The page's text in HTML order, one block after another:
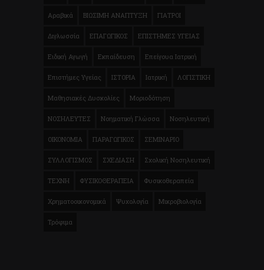
Αραβικά ΒΙΩΣΙΜΗ ΑΝΑΠΤΥΞΗ ΓΙΑΤΡΟΙ
Διγλωσσία ΕΠΑΓΩΓΙΚΟΣ ΕΠΙΣΤΗΜΕΣ ΥΓΕΙΑΣ
Ειδική Αγωγή Εκπαίδευση Επείγουα Ιατρική
Επιστήμες Υγείας ΙΣΤΟΡΙΑ Ιατρική ΛΟΓΙΣΤΙΚΗ
Μαθησιακές Δυσκολίες Μοριοδότηση
ΝΟΣΗΛΕΥΤΕΣ Νοηματική Γλώσσα Νοσηλευτική
ΟΙΚΟΝΟΜΙΑ ΠΑΡΑΓΩΓΙΚΟΣ ΣΕΜΙΝΑΡΙΟ
ΣΥΛΛΟΓΙΣΜΟΣ ΣΧΕΔΙΑΣΗ Σχολική Νοσηλευτική
ΤΕΧΝΗ ΦΥΣΙΚΟΘΕΡΑΠΕΙΑ Φυσικοθεραπεία
Χρηματοοικονομικά Ψυχολογία Μικροβιολογία
Τρόφιμα